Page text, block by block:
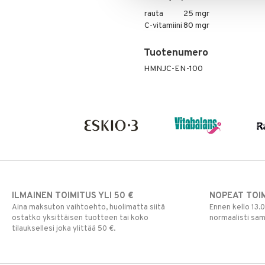
rauta
25 mgr
C-vitamiini80 mgr
Tuotenumero
HMNJC-EN-100
ILMAINEN TOIMITUS YLI 50 €
Aina maksuton vaihtoehto, huolimatta siitä
ostatko yksittäisen tuotteen tai koko
tilauksellesi joka ylittää 50 €.
NOPEAT
Ennen kello
normaalisti